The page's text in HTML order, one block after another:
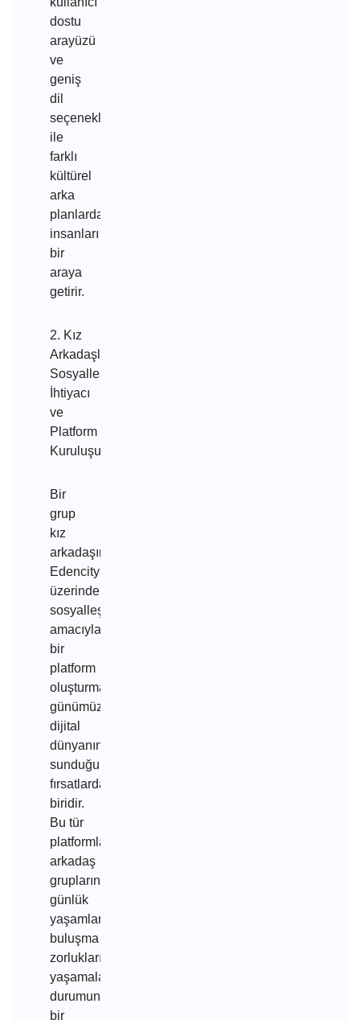
dostu
arayüzü
ve
geniş
dil
seçenekleri
ile
farklı
kültürel
arka
planlardan
insanları
bir
araya
getirir.
2. Kız
Arkadaşların
Sosyalleşme
İhtiyacı
ve
Platform
Kuruluşu
Bir
grup
kız
arkadaşın
Edencity
üzerinde
sosyalleşme
amacıyla
bir
platform
oluşturması,
günümüzde
dijital
dünyanın
sunduğu
fırsatlardan
biridir.
Bu tür
platformlar,
arkadaş
gruplarının
günlük
yaşamlarında
buluşma
zorlukları
yaşamaları
durumunda
bir